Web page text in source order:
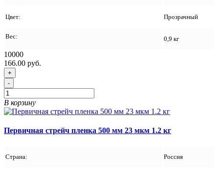
Цвет: Прозрачный
Вес: 0,9 кг
10000
166.00 руб.
+
-
В корзину
Первичная стрейч пленка 500 мм 23 мкм 1.2 кг
Страна: Россия